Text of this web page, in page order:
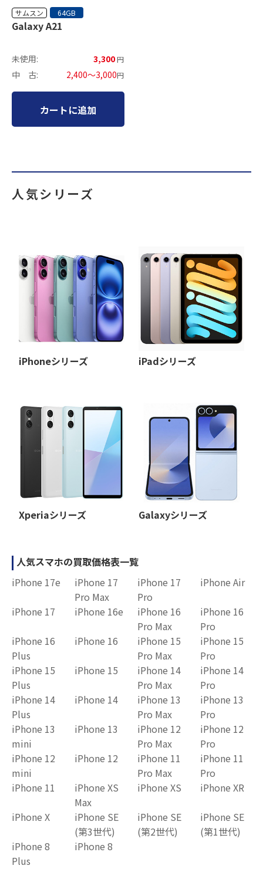
サムスン 64GB
Galaxy A21
未使用: 3,300円
中 古: 2,400～3,000円
カートに追加
人気シリーズ
iPhoneシリーズ iPadシリーズ
Xperiaシリーズ Galaxyシリーズ
人気スマホの買取価格表一覧
iPhone 17e
iPhone 17
Pro Max
iPhone 17
Pro
iPhone Air
iPhone 17 iPhone 16e
iPhone 16
Pro Max
iPhone 16
Pro
iPhone 16
Plus
iPhone 16
iPhone 15
Pro Max
iPhone 15
Pro
iPhone 15
Plus
iPhone 15
iPhone 14
Pro Max
iPhone 14
Pro
iPhone 14
Plus
iPhone 14
iPhone 13
Pro Max
iPhone 13
Pro
iPhone 13
mini
iPhone 13
iPhone 12
Pro Max
iPhone 12
Pro
iPhone 12
mini
iPhone 12
iPhone 11
Pro Max
iPhone 11
Pro
iPhone 11
iPhone XS
Max
iPhone XS iPhone XR
iPhone X
iPhone SE
(第3世代)
iPhone SE
(第2世代)
iPhone SE
(第1世代)
iPhone 8
Plus
iPhone 8